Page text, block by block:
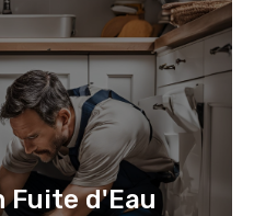
Fuite d'Eau